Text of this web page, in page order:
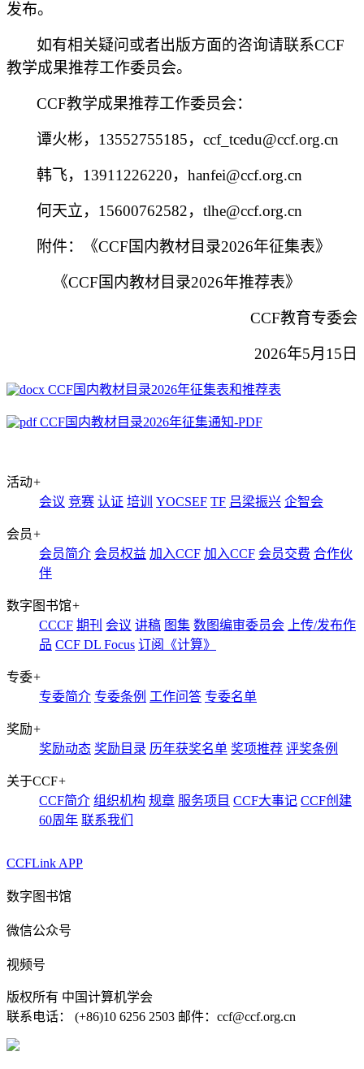
发布。
如有相关疑问或者出版方面的咨询请联系CCF
教学成果推荐工作委员会。
CCF教学成果推荐工作委员会：
谭火彬， 13552755185， ccf_tcedu@ccf.org.cn
韩飞， 13911226220，hanfei@ccf.org.cn
何天立， 15600762582， tlhe@ccf.org.cn
附件：《CCF国内教材目录2026年征集表》
《CCF国内教材目录2026年推荐表》
CCF教育专委会
2026年5月15日
CCF国内教材目录2026年征集表和推荐表
CCF国内教材目录2026年征集通知-PDF
活动+
会议 竞赛 认证 培训 YOCSEF TF 吕梁振兴 企智会
会员+
会员简介 会员权益 加入CCF 加入CCF 会员交费 合作伙
伴
数字图书馆+
CCCF 期刊 会议 讲稿 图集 数图编审委员会
上传/发布作
品 CCF DL Focus 订阅《计算》
专委+
专委简介 专委条例 工作问答 专委名单
奖励+
奖励动态 奖励目录 历年获奖名单 奖项推荐 评奖条例
关于CCF+
CCF简介 组织机构 规章 服务项目 CCF大事记 CCF创建
60周年 联系我们
CCFLink APP
数字图书馆
微信公众号
视频号
版权所有 中国计算机学会
联系电话： (+86)10 6256 2503 邮件：ccf@ccf.org.cn